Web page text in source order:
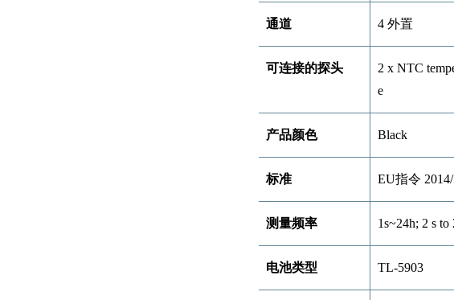
通道 4 外置
可连接的探头
2 x NTC
e
产品颜色 Black
标准 EU指令
测量频率 1s~24h; 2 s to
电池类型 TL-5903